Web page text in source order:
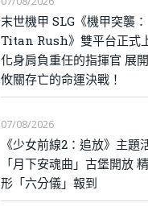
末世機甲 SLG《機甲突襲：
Titan Rush》雙平台正式
化身肩負重任的指揮官 展
攸關存亡的命運決戰！
07/08/2026
《少女前線2：追放》主題
「月下安魂曲」古堡開放
形「六分儀」報到